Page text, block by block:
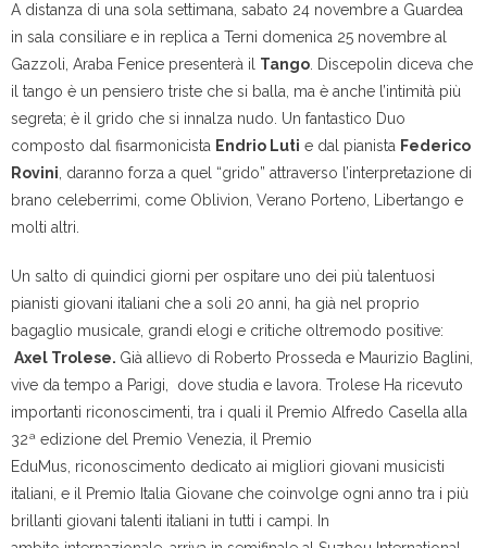
A distanza di una sola settimana, sabato 24 novembre a Guardea
in sala consiliare e in replica a Terni domenica 25 novembre al
Gazzoli, Araba Fenice presenterà il Tango . Discepolin diceva che
il tango è un pensiero triste che si balla, ma è anche l’intimità più
segreta; è il grido che si innalza nudo. Un fantastico Duo
composto dal fisarmonicista Endrio Luti e dal pianista Federico
Rovini , daranno forza a quel “grido” attraverso l’interpretazione di
brano celeberrimi, come Oblivion, Verano Porteno, Libertango e
molti altri.
Un salto di quindici giorni per ospitare uno dei più talentuosi
pianisti giovani italiani che a soli 20 anni, ha già nel proprio
bagaglio musicale, grandi elogi e critiche oltremodo positive:
Axel Trolese. Già allievo di Roberto Prosseda e Maurizio Baglini,
vive da tempo a Parigi, dove studia e lavora. Trolese Ha ricevuto
importanti riconoscimenti, tra i quali il Premio Alfredo Casella alla
32ª edizione del Premio Venezia, il Premio
EduMus, riconoscimento dedicato ai migliori giovani musicisti
italiani, e il Premio Italia Giovane che coinvolge ogni anno tra i più
brillanti giovani talenti italiani in tutti i campi. In